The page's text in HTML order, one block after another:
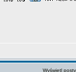
Wyświetl